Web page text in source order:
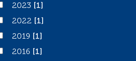
2023
[1]
2022
[1]
2019
[1]
2016
[1]